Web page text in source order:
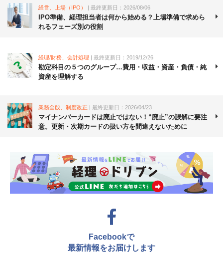
経営、上場（IPO） | 最終更新日：2026/08/06
IPO準備、経理担当者は何から始める？上場準備で求めら
れるフェーズ別の役割
経理/財務、会計処理 | 最終更新日：2019/12/26
勘定科目の５つのグループ…費用・収益・資産・負債・純
資産を理解する
業務全般、制度改正 | 最終更新日：2026/04/23
マイナンバーカードは廃止ではない！“廃止”の誤解に要注
意。更新・次期カードの扱い方を間違えないために
Facebookで
最新情報をお届けします